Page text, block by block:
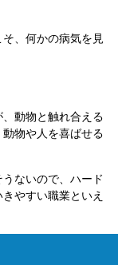
、何かの病気を見
、動物と触れ合える
物や人を喜ばせる
ないので、ハード
やすい職業といえ